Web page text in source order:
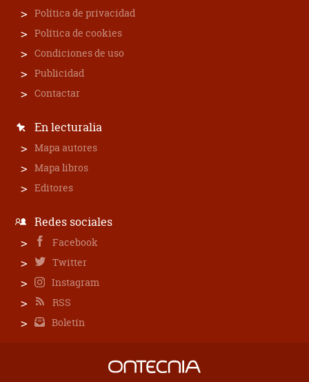
Política de privacidad
Política de cookies
Condiciones de uso
Publicidad
Contactar
En lecturalia
Mapa autores
Mapa libros
Editores
Redes sociales
Facebook
Twitter
Instagram
RSS
Boletín